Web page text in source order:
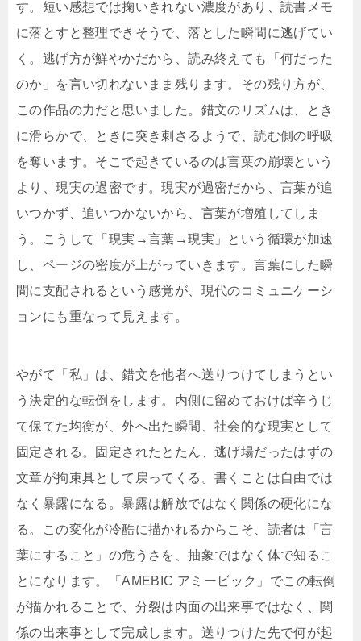
す。短い感想では掬いきれない濃度があり、読書メモ
に落とすと整理できそうで、落とした瞬間に逃げてい
く。逃げ方が鮮やかだから、読み終えても「何だった
のか」を言い切れないまま残ります。その残り方が、
この作品の力だと思いました。錯文のリズムは、とき
に滑らかで、ときに突き刺さるようで、読む側の呼吸
を奪います。そこで起きているのは言葉の崩壊という
より、現実の過密です。現実が過密だから、言葉が追
いつかず、追いつかないから、言葉が増殖してしま
う。こうして「現実→言葉→現実」という循環が加速
し、ページの密度が上がっていきます。言葉にした瞬
間に支配されるという感覚が、現代のコミュニケーシ
ョンにも重なって見えます。
やがて「私」は、錯文を他者へ送りつけてしまうとい
う決定的な転倒をします。内側に留めておけば辛うじ
て保てた均衡が、外へ出た瞬間、社会的な現実として
固定される。固定されたとたん、逃げ場だったはずの
文章が拘束具として戻ってくる。書くことは自由では
なく暴露になる。暴露は解放ではなく関係の硬化にな
る。この変化が冷酷に描かれるからこそ、読者は「言
葉にすること」の危うさを、抽象ではなく体で知るこ
とになります。「AMEBIC アミービック」でこの転倒
が描かれることで、分裂は内面の出来事ではなく、関
係の出来事として完成します。送りつけた先で何が起